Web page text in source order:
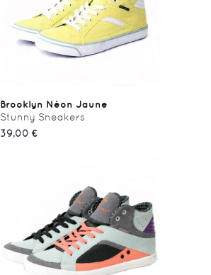
Brooklyn Néon Jaune
Stunny Sneakers
39,00 €